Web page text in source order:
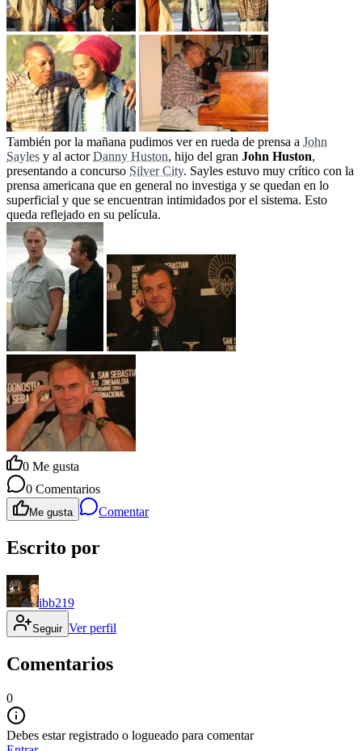
También por la mañana pudimos ver en rueda de prensa a John
Sayles y al actorDanny Huston, hijo del gran John Huston,
presentando a concurso Silver City. Sayles estuvo muy crítico con la
prensa americana que en general no investiga y se quedan en lo
superficial y que se encuentran intimidados por el sistema. Esto
queda reflejado en su película.
0 Me gusta
0 Comentarios
Me gusta Comentar
Escrito por
ibb219
Seguir Ver perfil
Comentarios
0
Debes estar registrado o logueado para comentar